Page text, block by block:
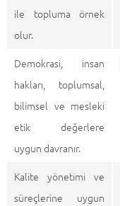
ile topluma örnek
olur.
Demokrasi, insan
hakları, toplumsal,
bilimsel ve mesleki
etik değerlere
uygun davranır.
Kalite yönetimi ve
süreçlerine uygun